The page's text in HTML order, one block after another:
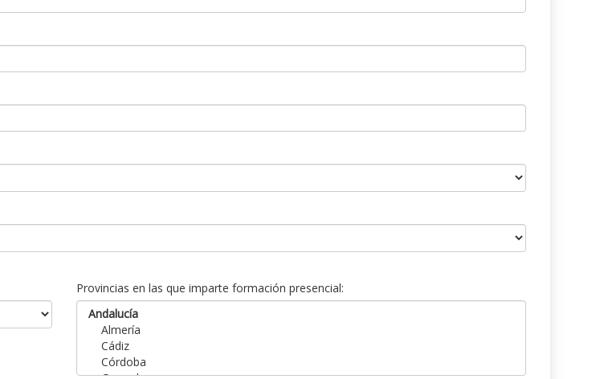
Provincias en las que imparte formación presencial: